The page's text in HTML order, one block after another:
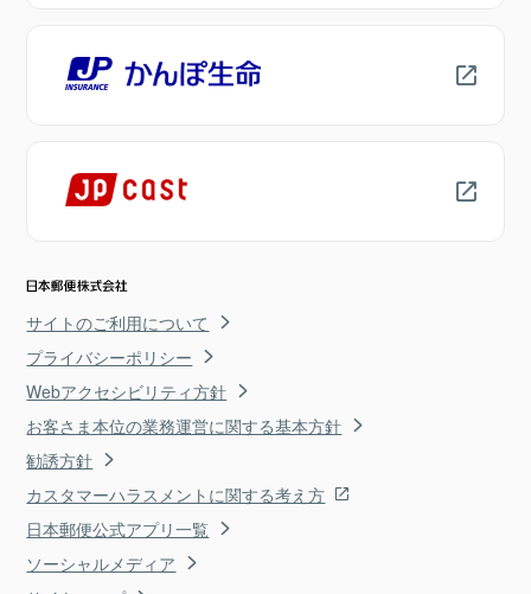
サイトのご利用について
プライバシーポリシー
Webアクセシビリティ方針
お客さま本位の業務運営に関する基本方針
勧誘方針
カスタマーハラスメントに関する考え方
日本郵便公式アプリ一覧
ソーシャルメディア